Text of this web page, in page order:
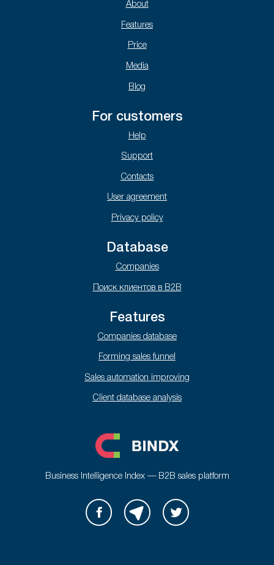
About
Features
Price
Media
Blog
For customers
Help
Support
Contacts
User agreement
Privacy policy
Database
Companies
Поиск клиентов в B2B
Features
Companies database
Forming sales funnel
Sales automation improving
Client database analysis
Business Intelligence Index — B2B sales platform